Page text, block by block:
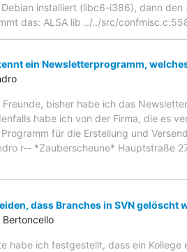
installiert (libc6-i386), dann
das: ALSA lib ../../src/
ein Newsletterprogramm,
Freunde, bisher habe ich das
habe ich von der Firma, die es
für die Erstellung und
r-- *Zauberscheune* Hauptstraße
dass Branches in SVN gelöscht
habe ich festgestellt, dass ein